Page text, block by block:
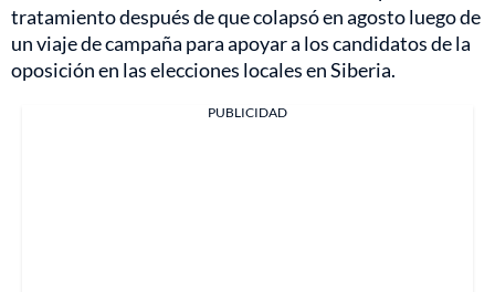
tratamiento después de que colapsó en agosto luego de
un viaje de campaña para apoyar a los candidatos de la
oposición en las elecciones locales en Siberia.
PUBLICIDAD